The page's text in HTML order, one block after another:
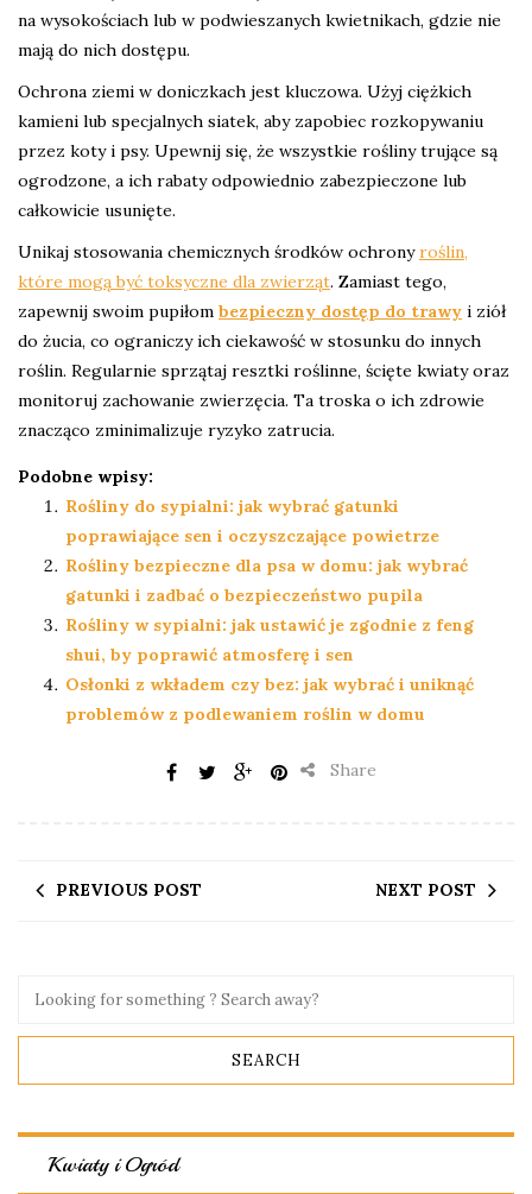
na wysokościach lub w podwieszanych kwietnikach, gdzie nie
mają do nich dostępu.
Ochrona ziemi w doniczkach jest kluczowa. Użyj ciężkich
kamieni lub specjalnych siatek, aby zapobiec rozkopywaniu
przez koty i psy. Upewnij się, że wszystkie rośliny trujące są
ogrodzone, a ich rabaty odpowiednio zabezpieczone lub
całkowicie usunięte.
Unikaj stosowania chemicznych środków ochronyroślin,
które mogą być toksyczne dla zwierząt. Zamiast tego,
zapewnij swoim pupiłom bezpieczny dostęp do trawy i ziół
do żucia, co ograniczy ich ciekawość w stosunku do innych
roślin. Regularnie sprzątaj resztki roślinne, ścięte kwiaty oraz
monitoruj zachowanie zwierzęcia. Ta troska o ich zdrowie
znacząco zminimalizuje ryzyko zatrucia.
Podobne wpisy:
Rośliny do sypialni: jak wybrać gatunki
poprawiające sen i oczyszczające powietrze
Rośliny bezpieczne dla psa w domu: jak wybrać
gatunki i zadbać o bezpieczeństwo pupila
Rośliny w sypialni: jak ustawić je zgodnie z feng
shui, by poprawić atmosferę i sen
Osłonki z wkładem czy bez: jak wybrać i uniknąć
problemów z podlewaniem roślin w domu
Share
PREVIOUS POST NEXT POST
Kwiaty i Ogród